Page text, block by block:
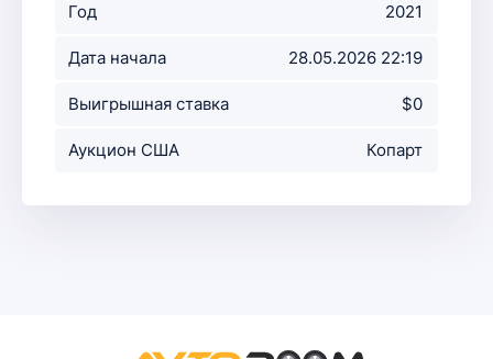
Год 2021
Дата начала
аукциона
28.05.2026 22:19
Выигрышная ставка $0
Аукцион США Копарт